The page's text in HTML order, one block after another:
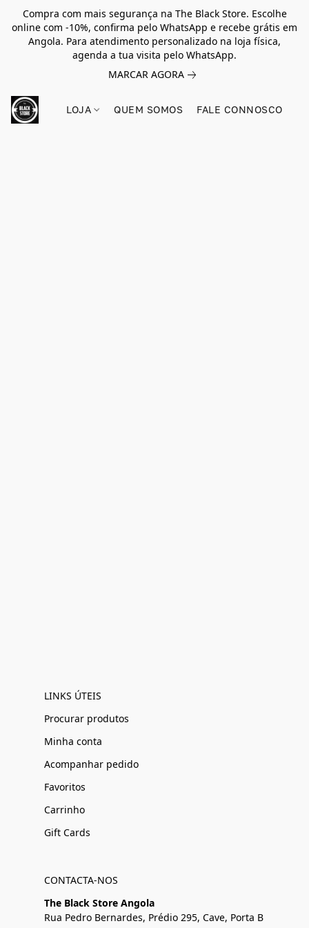
Compra com mais segurança na The Black Store. Escolhe
online com -10%, confirma pelo WhatsApp e recebe grátis em
Angola. Para atendimento personalizado na loja física,
agenda a tua visita pelo WhatsApp.
MARCAR AGORA
LOJA QUEM SOMOS FALE CONNOSCO
LINKS ÚTEIS
Procurar produtos
Minha conta
Acompanhar pedido
Favoritos
Carrinho
Gift Cards
CONTACTA-NOS
The Black Store Angola
Rua Pedro Bernardes, Prédio 295, Cave, Porta B